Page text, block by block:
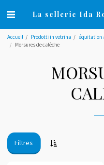
La sellerie Ida
Accueil Prodotti in vetrina équitation
Morsures de calèche
Filtres